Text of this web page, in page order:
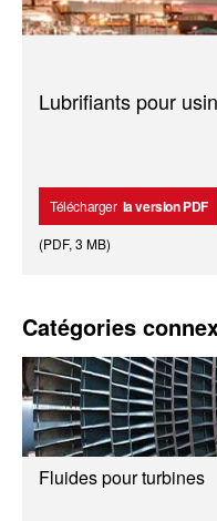
Lubrifiants pour
Télécharger la version PDF
(PDF, 3 MB)
Catégories
Fluides pour turbines